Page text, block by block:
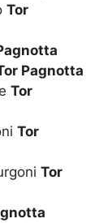
Tor
Pagnotta
Tor
Tor
Tor